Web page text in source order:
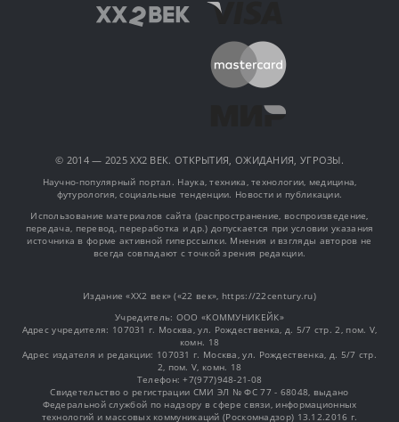
© 2014 — 2025 XX2 ВЕК. ОТКРЫТИЯ, ОЖИДАНИЯ, УГРОЗЫ.
Научно-популярный портал. Наука, техника, технологии, медицина,
футурология, социальные тенденции. Новости и публикации.
Использование материалов сайта (распространение, воспроизведение,
передача, перевод, переработка и др.) допускается при условии указания
источника в форме активной гиперссылки. Мнения и взгляды авторов не
всегда совпадают с точкой зрения редакции.
Издание «XX2 век» («22 век», https://22century.ru)
Учредитель: OOO «КОММУНИКЕЙК»
Адрес учредителя: 107031 г. Москва, ул. Рождественка, д. 5/7 стр. 2, пом. V,
комн. 18
Адрес издателя и редакции: 107031 г. Москва, ул. Рождественка, д. 5/7 стр.
2, пом. V, комн. 18
Телефон: +7(977)948-21-08
Свидетельство о регистрации СМИ ЭЛ № ФС 77 - 68048, выдано
Федеральной службой по надзору в сфере связи, информационных
технологий и массовых коммуникаций (Роскомнадзор) 13.12.2016 г.